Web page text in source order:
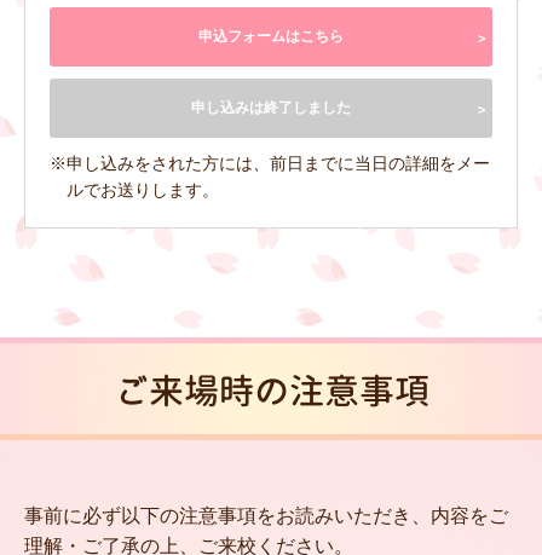
申込フォームはこちら
申し込みは終了しました
※申し込みをされた方には、前日までに当日の詳細をメー
ルでお送りします。
ご来場時の注意事項
事前に必ず以下の注意事項をお読みいただき、内容をご
理解・ご了承の上、ご来校ください。